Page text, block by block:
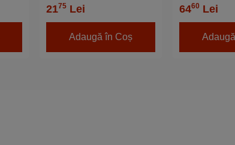
2175Lei
Adaugă în Coș
6460 Lei